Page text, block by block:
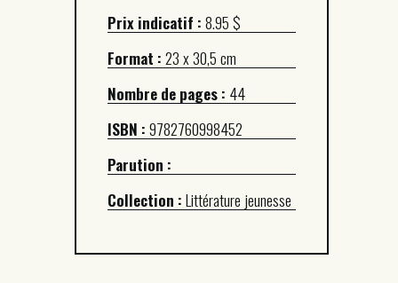
Prix indicatif :8.95 $
Format :23 x 30,5 cm
Nombre de pages : 44
ISBN :9782760998452
Parution :
Collection :Littérature jeunesse